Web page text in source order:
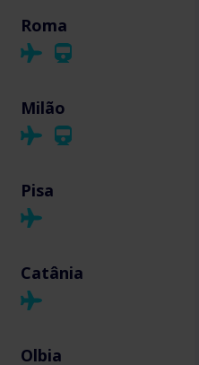
Roma
Milão
Pisa
Catânia
Olbia